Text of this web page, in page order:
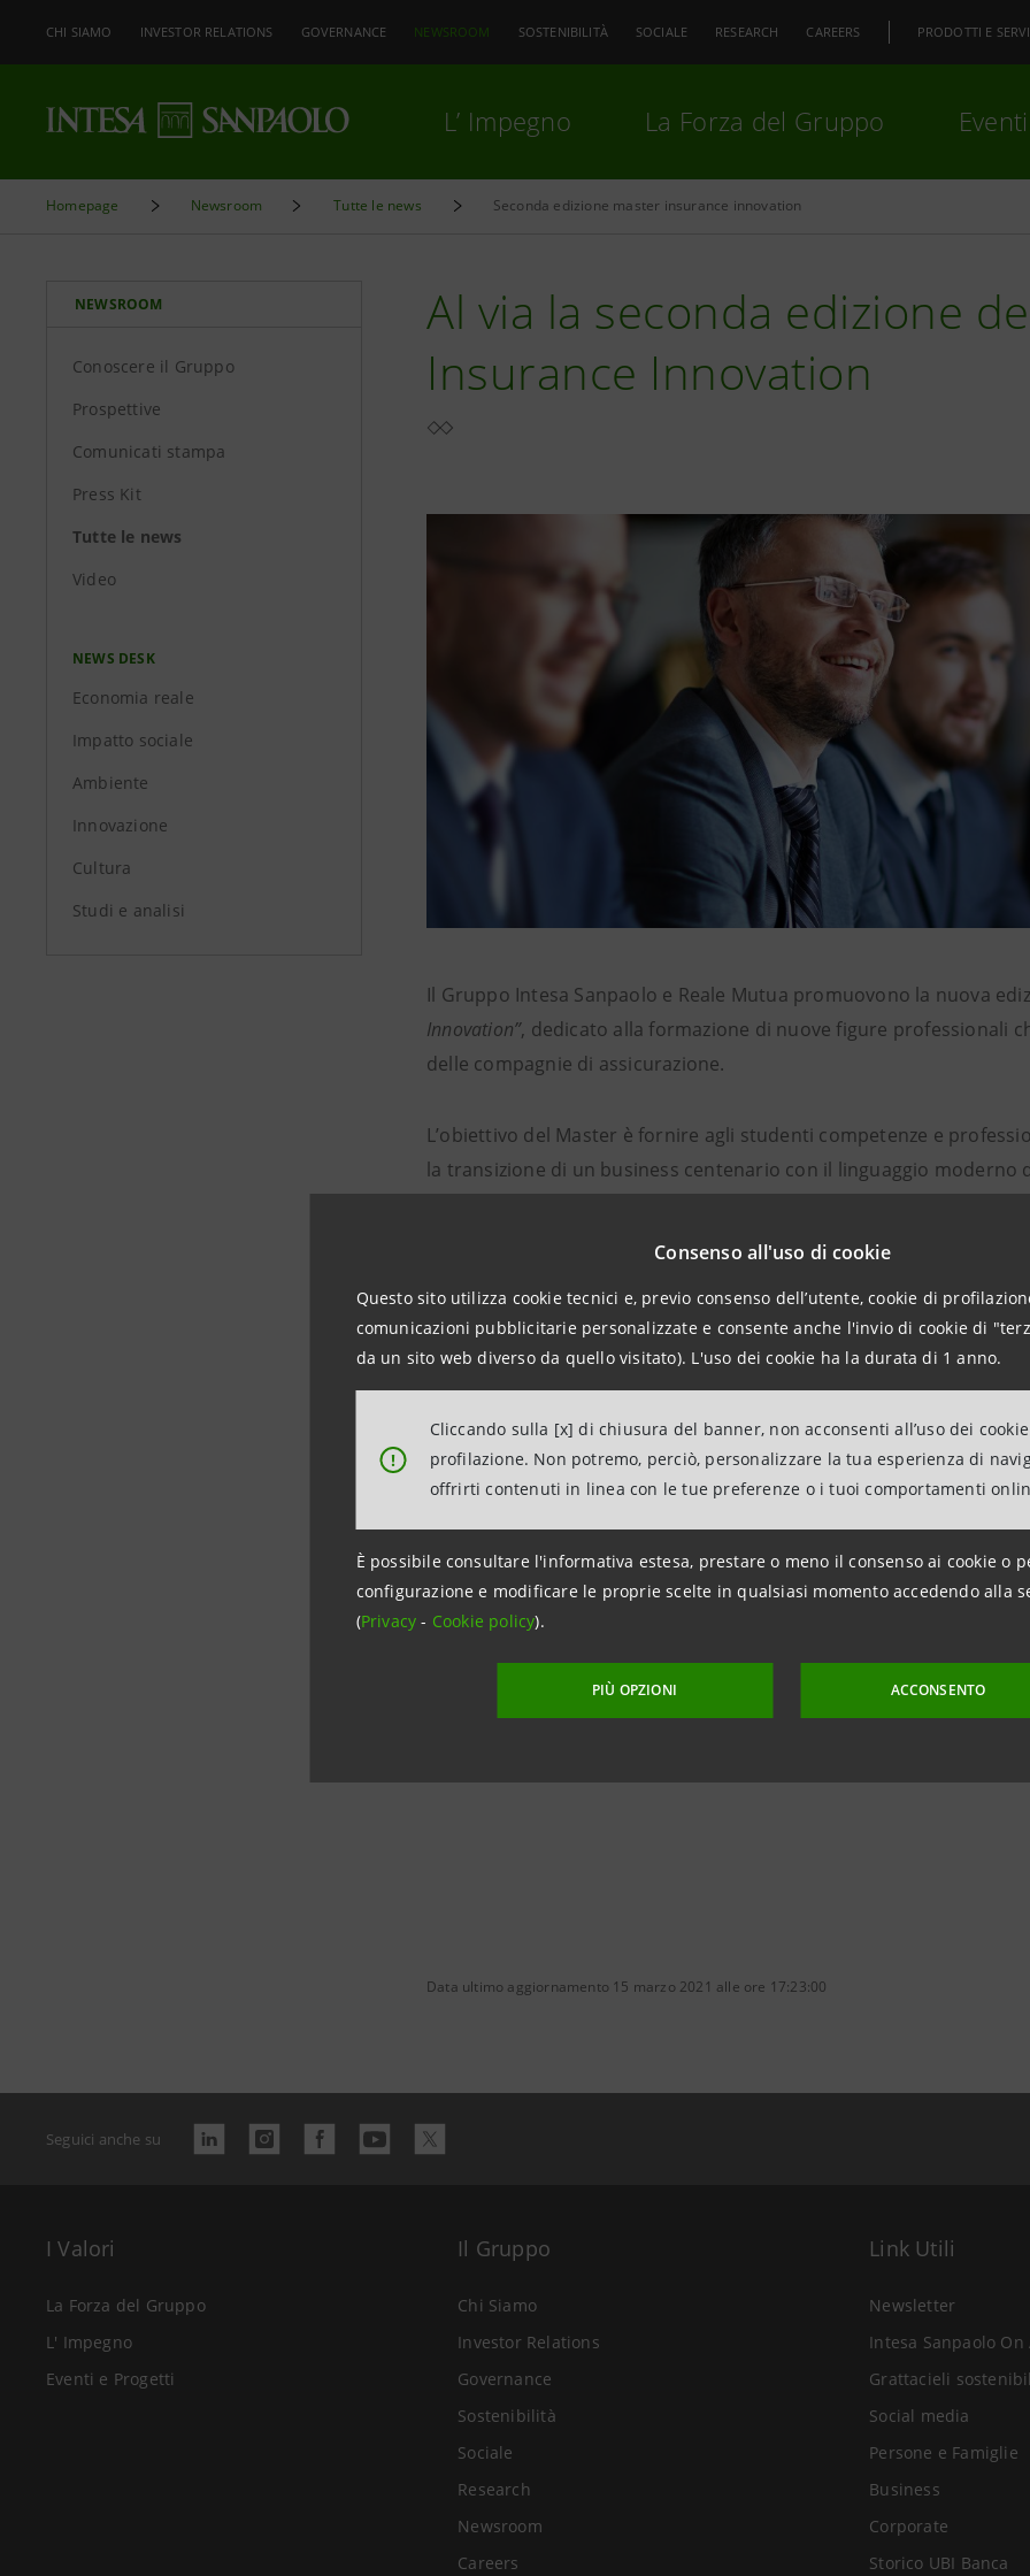
Consenso all'uso di cookie
Questo sito utilizza cookie tecnici e, previo consenso dell’utente, cookie di
comunicazioni pubblicitarie personalizzate e consente anche l'invio di cookie di
da un sito web diverso da quello visitato). L'uso dei cookie ha la durata di 1 anno.
!
Cliccando sulla [x] di chiusura del banner, non acconsenti all’uso dei
profilazione. Non potremo, perciò, personalizzare la tua esperienza di
offrirti contenuti in linea con le tue preferenze o i tuoi comportamenti
È possibile consultare l'informativa estesa, prestare o meno il consenso ai cookie o
configurazione e modificare le proprie scelte in qualsiasi momento accedendo alla
(Privacy- Cookie policy).
PIÙ OPZIONI ACCONSENTO
CHI SIAMO INVESTOR RELATIONS GOVERNANCE NEWSROOM SOSTENIBILITÀ SOCIALE RESEARCH CAREERS PRODOTTI E
L’ Impegno La Forza del Gruppo
Homepage Newsroom Tutte le news Seconda edizione master insurance innovation
NEWSROOM
Conoscere il Gruppo
Prospettive
Comunicati stampa
Press Kit
Tutte le news
Video
NEWS DESK
Economia reale
Impatto sociale
Ambiente
Innovazione
Cultura
Studi e analisi
Al via la seconda edizione
Insurance Innovation
Il Gruppo Intesa Sanpaolo e Reale Mutua promuovono la nuova
Innovation”, dedicato alla formazione di nuove figure professionali
delle compagnie di assicurazione.
L’obiettivo del Master è fornire agli studenti competenze e
la transizione di un business centenario con il linguaggio moderno
Il Master in Insurance Innovation è un’esperienza full time che si
mesi presso una delle aziende partner ed è finalizzato alla
Il Master di II livello in Insurance Innovation è un progetto unico
Sanpaolo e da Reale Mutua, con il sostegno della Fondazione
Scuola di Management ed Economia dell’Università di Torino e
Politecnico di Torino, in partnership con il Collegio Carlo Alberto.
OFFERTA FORMATIVA
ISCRIZIONI E POSTI DISPONIBILI
Data ultimo aggiornamento 15 marzo 2021 alle ore 17:23:00
Seguici anche su
I Valori
La Forza del Gruppo
L' Impegno
Eventi e Progetti
Il Gruppo
Chi Siamo
Investor Relations
Governance
Sostenibilità
Sociale
Research
Newsroom
Careers
Link Utili
Newsletter
Intesa Sanpaolo On
Grattacieli
Social media
Persone e Famiglie
Business
Corporate
Storico UBI Banca